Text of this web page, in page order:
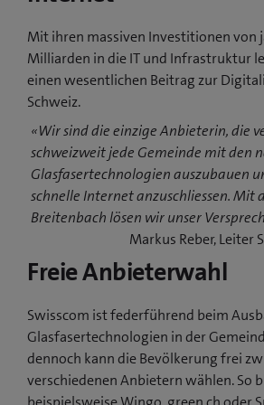
Mit ihren massiven Investitionen von
Milliarden in die IT und Infrastruktur
einen wesentlichen Beitrag zur
Schweiz.
«Wir sind die einzige Anbieterin, die
schweizweit jede Gemeinde mit den
Glasfasertechnologien auszubauen
schnelle Internet anzuschliessen. Mit
Breitenbach lösen wir unser
Markus Reber, Leiter
Freie Anbieterwahl
Swisscom ist federführend beim
Glasfasertechnologien in der
dennoch kann die Bevölkerung frei
verschiedenen Anbietern wählen. So